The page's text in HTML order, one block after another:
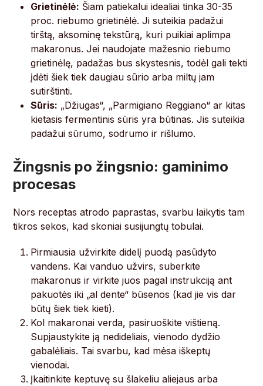
Grietinėlė: Šiam patiekalui idealiai tinka 30-35
proc. riebumo grietinėlė. Ji suteikia padažui
tirštą, aksominę tekstūrą, kuri puikiai aplimpa
makaronus. Jei naudojate mažesnio riebumo
grietinėlę, padažas bus skystesnis, todėl gali tekti
įdėti šiek tiek daugiau sūrio arba miltų jam
sutirštinti.
Sūris: „Džiugas“, „Parmigiano Reggiano“ ar kitas
kietasis fermentinis sūris yra būtinas. Jis suteikia
padažui sūrumo, sodrumo ir rišlumo.
Žingsnis po žingsnio: gaminimo
procesas
Nors receptas atrodo paprastas, svarbu laikytis tam
tikros sekos, kad skoniai susijungtų tobulai.
Pirmiausia užvirkite didelį puodą pasūdyto
vandens. Kai vanduo užvirs, suberkite
makaronus ir virkite juos pagal instrukciją ant
pakuotės iki „al dente“ būsenos (kad jie vis dar
būtų šiek tiek kieti).
Kol makaronai verda, pasiruoškite vištieną.
Supjaustykite ją nedideliais, vienodo dydžio
gabalėliais. Tai svarbu, kad mėsa iškeptų
vienodai.
Įkaitinkite keptuvę su šlakeliu aliejaus arba